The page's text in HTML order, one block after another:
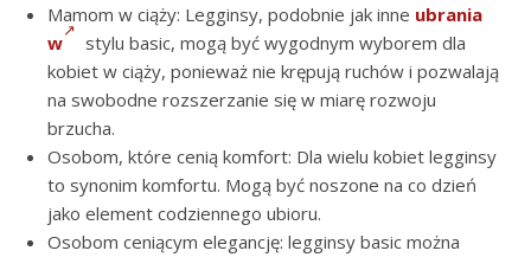
Mamom w ciąży: Legginsy, podobnie jak inne ubrania
w
stylu basic, mogą być wygodnym wyborem dla
kobiet w ciąży, ponieważ nie krępują ruchów i pozwalają
na swobodne rozszerzanie się w miarę rozwoju
brzucha.
Osobom, które cenią komfort: Dla wielu kobiet legginsy
to synonim komfortu. Mogą być noszone na co dzień
jako element codziennego ubioru.
Osobom ceniącym elegancję: legginsy basic można